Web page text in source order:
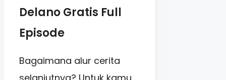
Delano Gratis Full
Episode
Bagaimana alur cerita